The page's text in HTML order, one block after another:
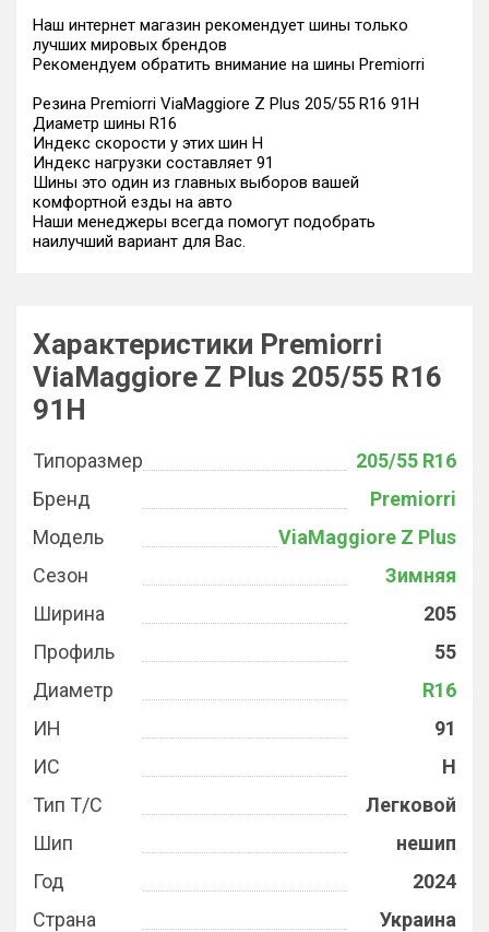
Наш интернет магазин рекомендует шины только
лучших мировых брендов
Рекомендуем обратить внимание на шины Premiorri
Резина Premiorri ViaMaggiore Z Plus 205/55 R16 91H
Диаметр шины R16
Индекс скорости у этих шин H
Индекс нагрузки составляет 91
Шины это один из главных выборов вашей
комфортной езды на авто
Наши менеджеры всегда помогут подобрать
наилучший вариант для Вас.
Характеристики Premiorri
ViaMaggiore Z Plus 205/55 R16
91H
Типоразмер
205/55 R16
Бренд
Premiorri
Модель
ViaMaggiore Z Plus
Сезон
Зимняя
Ширина
205
Профиль
55
Диаметр
R16
ИН
91
ИС
H
Тип Т/С
Легковой
Шип
нешип
Год
2024
Страна
Украина